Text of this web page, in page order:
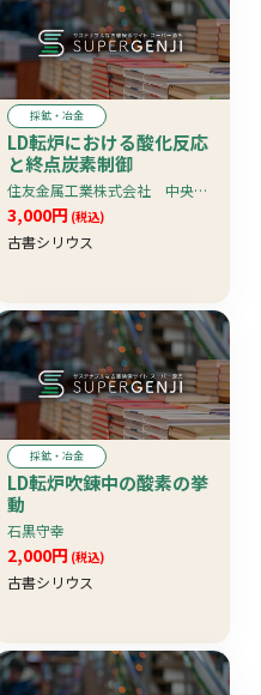
採鉱・冶金
LD転炉における酸化反応
と終点炭素制御
住友金属工業株式会社 中央技術研究所
3,000円 (税込)
古書シリウス
採鉱・冶金
LD転炉吹錬中の酸素の挙
動
石黒守幸
2,000円 (税込)
古書シリウス